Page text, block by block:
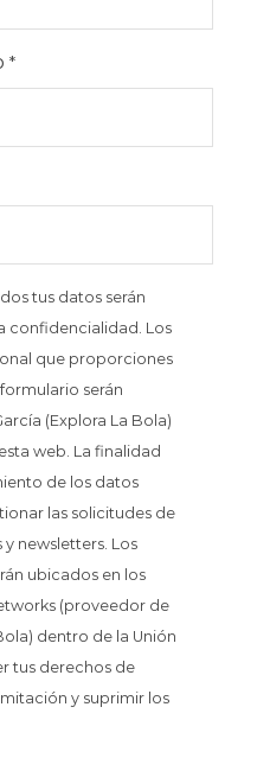
*
tus datos serán
confidencialidad. Los
que proporciones
serán
(Explora La Bola)
web. La finalidad
de los datos
las solicitudes de
newsletters. Los
ubicados en los
(proveedor de
dentro de la Unión
tus derechos de
y suprimir los